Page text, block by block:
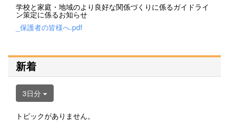
学校と家庭・地域のより良好な関係づくりに係るガイドライ
ン策定に係るお知らせ
_保護者の皆様へ.pdf
新着
3日分
トピックがありません。